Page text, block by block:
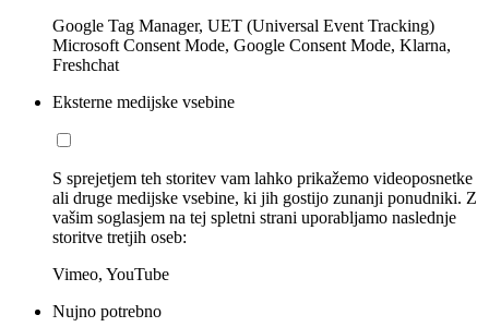
Google Tag Manager, UET (Universal Event Tracking)
Microsoft Consent Mode, Google Consent Mode, Klarna,
Freshchat
Eksterne medijske vsebine
S sprejetjem teh storitev vam lahko prikažemo videoposnetke
ali druge medijske vsebine, ki jih gostijo zunanji ponudniki. Z
vašim soglasjem na tej spletni strani uporabljamo naslednje
storitve tretjih oseb:
Vimeo, YouTube
Nujno potrebno